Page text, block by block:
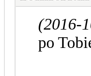
(2016-
po